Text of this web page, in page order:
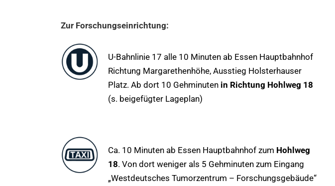
Zur Forschungseinrichtung:
U-Bahnlinie 17 alle 10 Minuten ab Essen Hauptbahnhof
Richtung Margarethenhöhe, Ausstieg Holsterhauser
Platz. Ab dort 10 Gehminuten in Richtung Hohlweg 18
(s. beigefügter Lageplan)
Ca. 10 Minuten ab Essen Hauptbahnhof zum Hohlweg
18. Von dort weniger als 5 Gehminuten zum Eingang
„Westdeutsches Tumorzentrum – Forschungsgebäude“